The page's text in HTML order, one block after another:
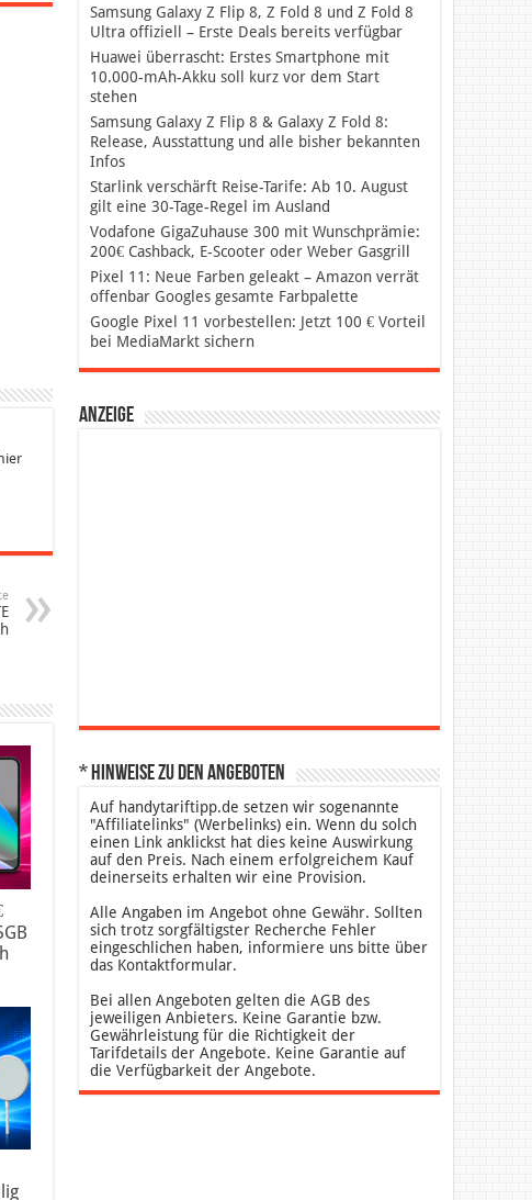
Samsung Galaxy Z Flip 8, Z Fold 8 und Z Fold 8
Ultra offiziell – Erste Deals bereits verfügbar
Huawei überrascht: Erstes Smartphone mit
10.000-mAh-Akku soll kurz vor dem Start
stehen
Samsung Galaxy Z Flip 8 & Galaxy Z Fold 8:
Release, Ausstattung und alle bisher bekannten
Infos
Starlink verschärft Reise-Tarife: Ab 10. August
gilt eine 30-Tage-Regel im Ausland
Vodafone GigaZuhause 300 mit Wunschprämie:
200€ Cashback, E-Scooter oder Weber Gasgrill
Pixel 11: Neue Farben geleakt – Amazon verrät
offenbar Googles gesamte Farbpalette
Google Pixel 11 vorbestellen: Jetzt 100 € Vorteil
bei MediaMarkt sichern
Anzeige
* Hinweise zu den Angeboten
Auf handytariftipp.de setzen wir sogenannte
"Affiliatelinks" (Werbelinks) ein. Wenn du solch
einen Link anklickst hat dies keine Auswirkung
auf den Preis. Nach einem erfolgreichem Kauf
deinerseits erhalten wir eine Provision.
Alle Angaben im Angebot ohne Gewähr. Sollten
sich trotz sorgfältigster Recherche Fehler
eingeschlichen haben, informiere uns bitte über
das Kontaktformular.
Bei allen Angeboten gelten die AGB des
jeweiligen Anbieters. Keine Garantie bzw.
Gewährleistung für die Richtigkeit der
Tarifdetails der Angebote. Keine Garantie auf
die Verfügbarkeit der Angebote.